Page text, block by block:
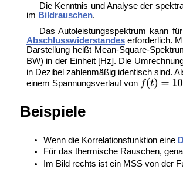
Die Kenntnis und Analyse der
im Bildrauschen.
Das Autoleistungsspektrum kann
Abschlusswiderstandeserforderlich.
Darstellung heißt Mean-Square-
BW) in der Einheit [Hz]. Die
in Dezibel zahlenmäßig identisch sind.
einem Spannungsverlauf von
Beispiele
Wenn die Korrelationsfunktion eine
Für das thermische Rauschen,
Im Bild rechts ist ein MSS von der